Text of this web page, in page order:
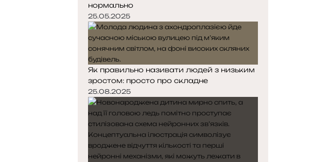
нормально
25.05.2025
Як правильно називати людей з низьким
зростом: просто про складне
25.08.2025